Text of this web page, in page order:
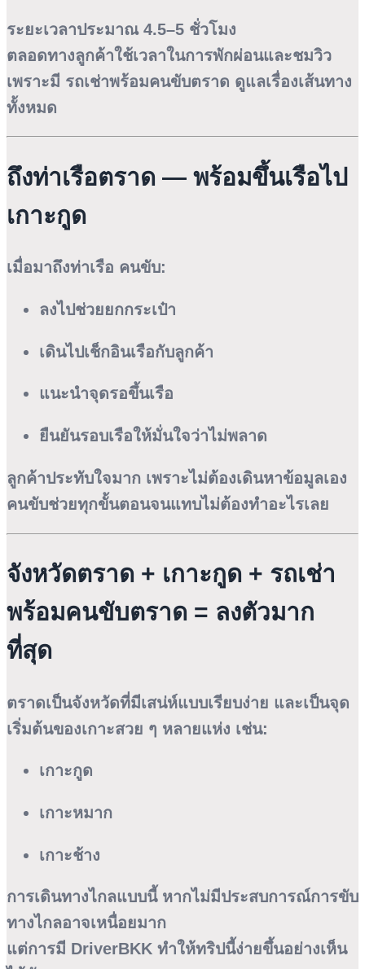
ระยะเวลาประมาณ 4.5–5 ชั่วโมง
ตลอดทางลูกค้าใช้เวลาในการพักผ่อนและชมวิว
เพราะมี รถเช่าพร้อมคนขับตราด ดูแลเรื่องเส้นทาง
ทั้งหมด
ถึงท่าเรือตราด — พร้อมขึ้นเรือไป
เกาะกูด
เมื่อมาถึงท่าเรือ คนขับ:
ลงไปช่วยยกกระเป๋า
เดินไปเช็กอินเรือกับลูกค้า
แนะนำจุดรอขึ้นเรือ
ยืนยันรอบเรือให้มั่นใจว่าไม่พลาด
ลูกค้าประทับใจมาก เพราะไม่ต้องเดินหาข้อมูลเอง
คนขับช่วยทุกขั้นตอนจนแทบไม่ต้องทำอะไรเลย
จังหวัดตราด + เกาะกูด + รถเช่า
พร้อมคนขับตราด = ลงตัวมาก
ที่สุด
ตราดเป็นจังหวัดที่มีเสน่ห์แบบเรียบง่าย และเป็นจุด
เริ่มต้นของเกาะสวย ๆ หลายแห่ง เช่น:
เกาะกูด
เกาะหมาก
เกาะช้าง
การเดินทางไกลแบบนี้ หากไม่มีประสบการณ์การขับ
ทางไกลอาจเหนื่อยมาก
แต่การมี DriverBKK ทำให้ทริปนี้ง่ายขึ้นอย่างเห็น